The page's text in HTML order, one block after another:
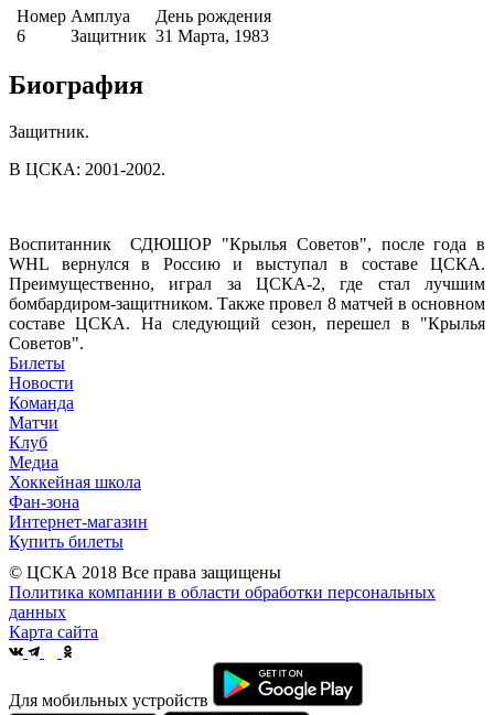
Номер
6
Амплуа
Защитник
День рождения
31 Марта, 1983
Биография
Защитник.
В ЦСКА: 2001-2002.
Воспитанник СДЮШОР "Крылья Советов", после года в
WHL вернулся в Россию и выступал в составе ЦСКА.
Преимущественно, играл за ЦСКА-2, где стал лучшим
бомбардиром-защитником. Также провел 8 матчей в основном
составе ЦСКА. На следующий сезон, перешел в "Крылья
Советов".
Билеты
Новости
Команда
Матчи
Клуб
Медиа
Хоккейная школа
Фан-зона
Интернет-магазин
Купить билеты
© ЦСКА 2018 Все права защищены
Политика компании в области обработки персональных
данных
Карта сайта
Для мобильных устройств